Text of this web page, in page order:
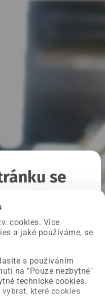
cookies. Více
a jaké používáme, se
s používáním
na "Pouze nezbytné"
technické cookies.
které cookies
se
a už ji opravujeme.
stránku.
Úvodní strana